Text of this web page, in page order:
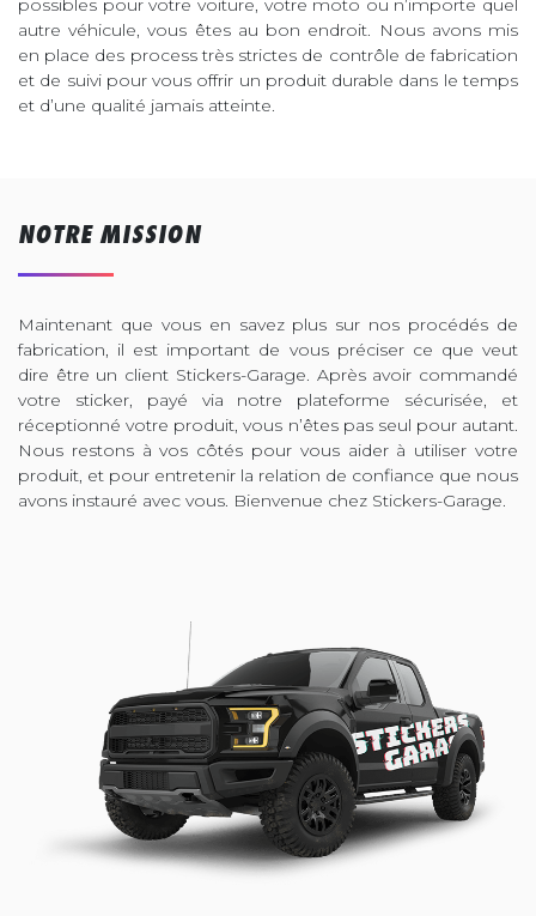
possibles pour votre voiture, votre moto ou n’importe quel
autre véhicule, vous êtes au bon endroit. Nous avons mis
en place des process très strictes de contrôle de fabrication
et de suivi pour vous offrir un produit durable dans le temps
et d’une qualité jamais atteinte.
NOTRE MISSION
Maintenant que vous en savez plus sur nos procédés de
fabrication, il est important de vous préciser ce que veut
dire être un client Stickers-Garage. Après avoir commandé
votre sticker, payé via notre plateforme sécurisée, et
réceptionné votre produit, vous n’êtes pas seul pour autant.
Nous restons à vos côtés pour vous aider à utiliser votre
produit, et pour entretenir la relation de confiance que nous
avons instauré avec vous. Bienvenue chez Stickers-Garage.